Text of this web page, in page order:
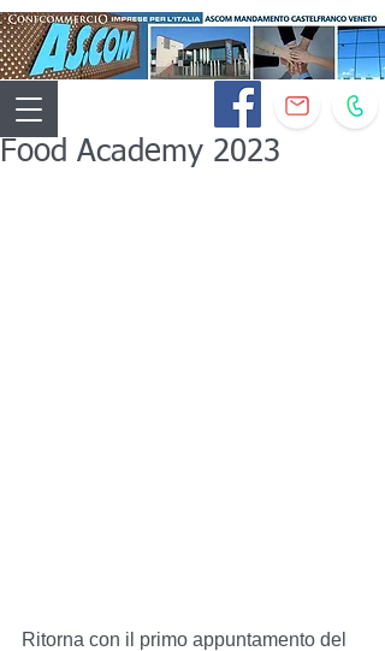
Food Academy 2023
Ritorna con il primo appuntamento del